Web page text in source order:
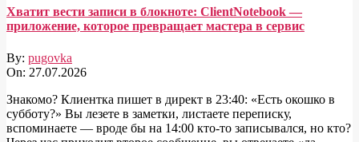
Хватит вести записи в блокноте: ClientNotebook —
приложение, которое превращает мастера в сервис
By: pugovka
On: 27.07.2026
Знакомо? Клиентка пишет в директ в 23:40: «Есть окошко в
субботу?» Вы лезете в заметки, листаете переписку,
вспоминаете — вроде бы на 14:00 кто-то записывался, но кто?